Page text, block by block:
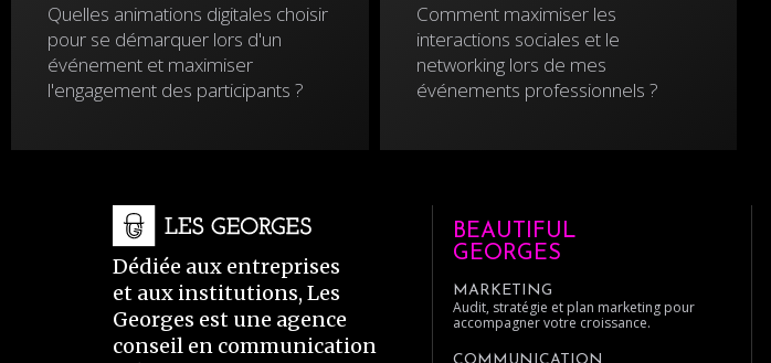
Quelles animations digitales choisir
pour se démarquer lors d'un
événement et maximiser
l'engagement des participants ?
Comment maximiser les
interactions sociales et le
networking lors de mes
événements professionnels ?
Dédiée aux entreprises
et aux institutions, Les
Georges est une agence
conseil en communication
BEAUTIFUL
GEORGES
MARKETING
Audit, stratégie et plan marketing pour
accompagner votre croissance.